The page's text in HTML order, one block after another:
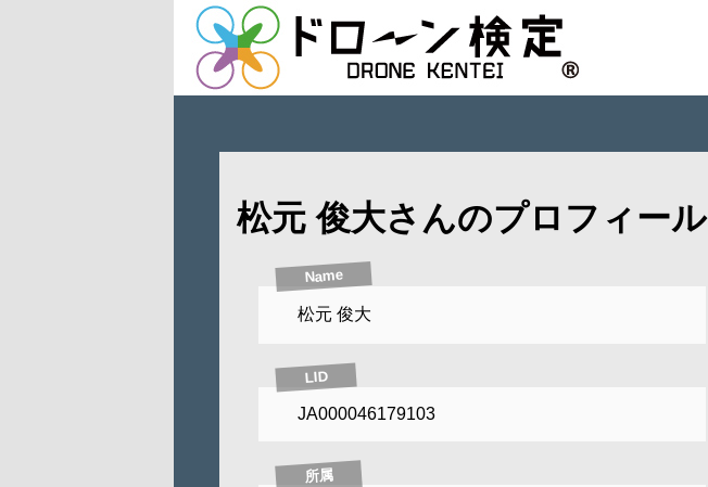
松元 俊大さんのプロフィール
Name
松元 俊大
LID
JA000046179103
所属